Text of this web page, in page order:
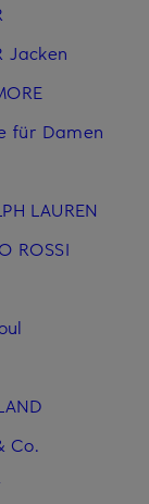
Jacken
für Damen
LAUREN
ROSSI
Co.